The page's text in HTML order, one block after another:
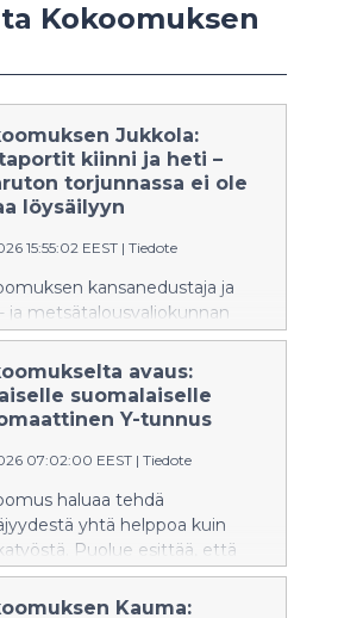
Kokoomuksen
Jukkola:
kiinni ja heti –
torjunnassa ei ole
löysäilyyn
15:55:02 EEST | Tiedote
kansanedustaja ja
ja metsätalousvaliokunnan
Janne Jukkola vaatii itärajan
välitöntä sulkemista
Pohjois-Karjalassa. Ylen
riistaportit ovat
Suomessa ne suljettiin
viikolla afrikkalaisen sikaruton
estämiseksi.
avaus:
suomalaiselle
Y-tunnus
07:02:00 EEST | Tiedote
haluaa tehdä
yhtä helppoa kuin
Puolue esittää, että
suomalainen saisi
henkilökohtaisen Y-
Kauma: